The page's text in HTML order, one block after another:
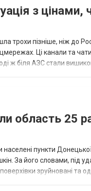
з цінами,
трохи пізніше, ніж до
Ці канали та
ж біля АЗС стали
область 25
населені пункти
За його словами, під
зруйновані